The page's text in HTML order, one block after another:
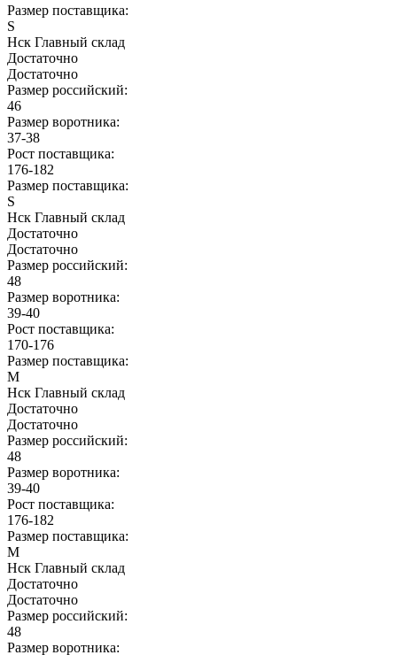
Размер поставщика:
S
Нск Главный склад
Достаточно
Достаточно
Размер российский:
46
Размер воротника:
37-38
Рост поставщика:
176-182
Размер поставщика:
S
Нск Главный склад
Достаточно
Достаточно
Размер российский:
48
Размер воротника:
39-40
Рост поставщика:
170-176
Размер поставщика:
M
Нск Главный склад
Достаточно
Достаточно
Размер российский:
48
Размер воротника:
39-40
Рост поставщика:
176-182
Размер поставщика:
M
Нск Главный склад
Достаточно
Достаточно
Размер российский:
48
Размер воротника: